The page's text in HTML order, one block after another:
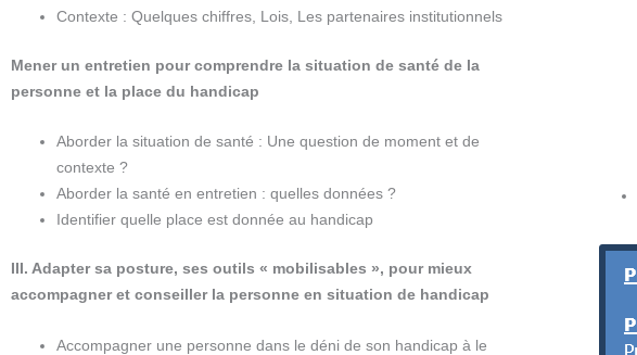
Contexte : Quelques chiffres, Lois, Les partenaires institutionnels
Mener un entretien pour comprendre la situation de santé de la
personne et la place du handicap
Aborder la situation de santé : Une question de moment et de
contexte ?
Aborder la santé en entretien : quelles données ?
Identifier quelle place est donnée au handicap
III. Adapter sa posture, ses outils « mobilisables », pour mieux
accompagner et conseiller la personne en situation de handicap
Accompagner une personne dans le déni de son handicap à le